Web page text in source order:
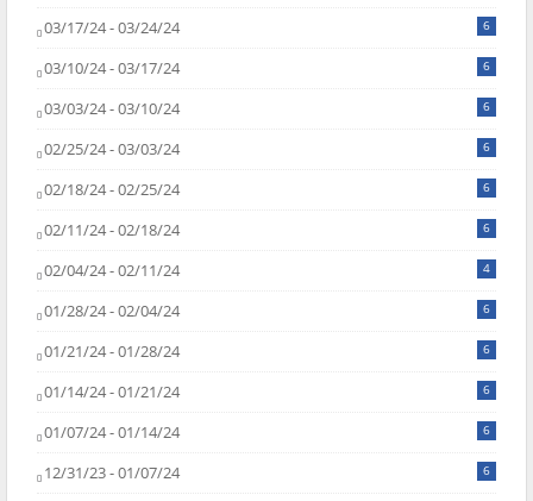
03/17/24 - 03/24/24 6
03/10/24 - 03/17/24 6
03/03/24 - 03/10/24 6
02/25/24 - 03/03/24 6
02/18/24 - 02/25/24 6
02/11/24 - 02/18/24 6
02/04/24 - 02/11/24 4
01/28/24 - 02/04/24 6
01/21/24 - 01/28/24 6
01/14/24 - 01/21/24 6
01/07/24 - 01/14/24 6
12/31/23 - 01/07/24 6